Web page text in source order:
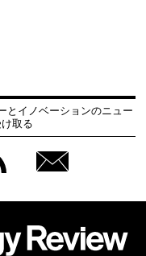
とイノベーションのニュー
取る